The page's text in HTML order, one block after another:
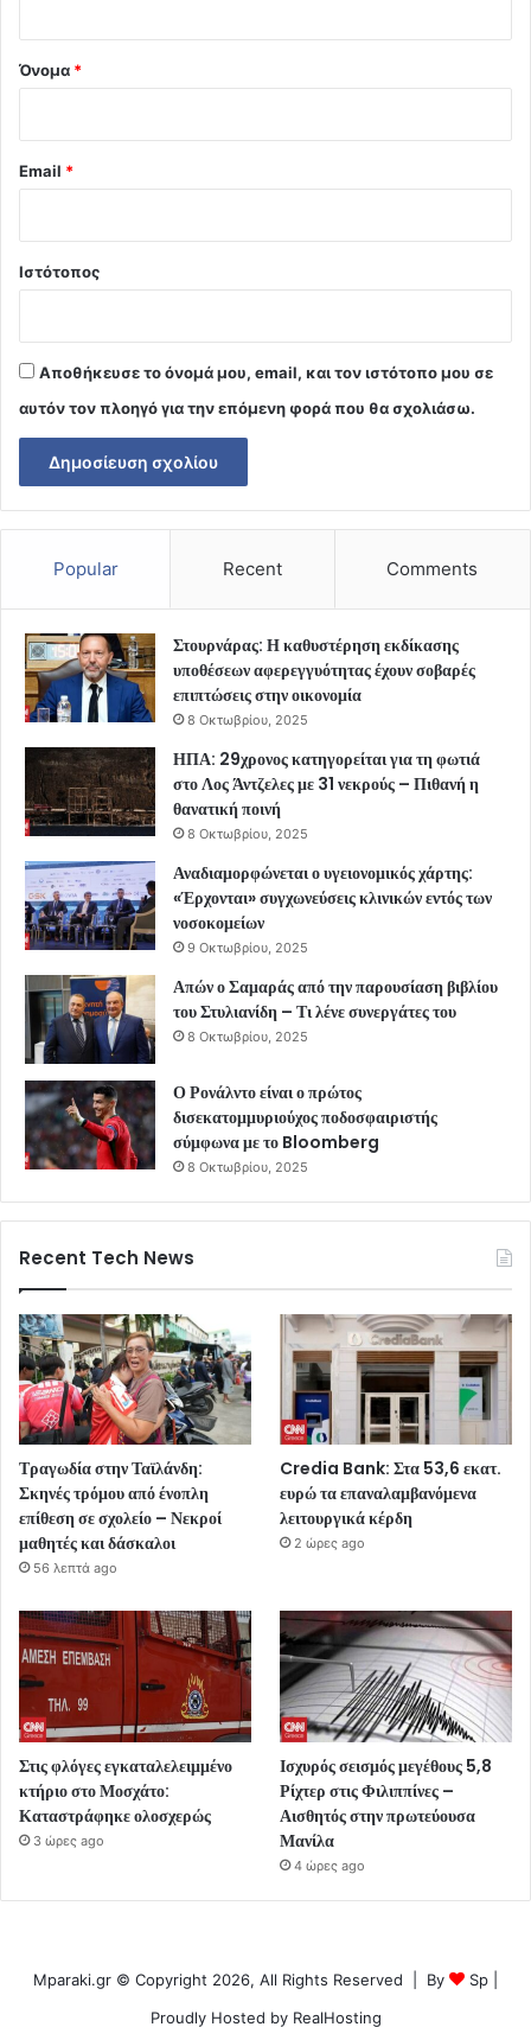
Όνομα *
Email *
Ιστότοπος
Αποθήκευσε το όνομά μου, email, και τον ιστότοπο μου σε
αυτόν τον πλοηγό για την επόμενη φορά που θα σχολιάσω.
Popular Recent Comments
Στουρνάρας: Η καθυστέρηση εκδίκασης
υποθέσεων αφερεγγυότητας έχουν σοβαρές
επιπτώσεις στην οικονομία
8 Οκτωβρίου, 2025
ΗΠΑ: 29χρονος κατηγορείται για τη φωτιά
στο Λος Άντζελες με 31 νεκρούς – Πιθανή η
θανατική ποινή
8 Οκτωβρίου, 2025
Αναδιαμορφώνεται ο υγειονομικός χάρτης:
«Έρχονται» συγχωνεύσεις κλινικών εντός των
νοσοκομείων
9 Οκτωβρίου, 2025
Απών ο Σαμαράς από την παρουσίαση βιβλίου
του Στυλιανίδη – Τι λένε συνεργάτες του
8 Οκτωβρίου, 2025
Ο Ρονάλντο είναι ο πρώτος
δισεκατομμυριούχος ποδοσφαιριστής
σύμφωνα με το Bloomberg
8 Οκτωβρίου, 2025
Recent Tech News
Τραγωδία στην Ταϊλάνδη:
Σκηνές τρόμου από ένοπλη
επίθεση σε σχολείο – Νεκροί
μαθητές και δάσκαλοι
56 λεπτά ago
Credia Bank: Στα 53,6 εκατ.
ευρώ τα επαναλαμβανόμενα
λειτουργικά κέρδη
2 ώρες ago
Στις φλόγες εγκαταλελειμμένο
κτήριο στο Μοσχάτο:
Καταστράφηκε ολοσχερώς
3 ώρες ago
Ισχυρός σεισμός μεγέθους 5,8
Ρίχτερ στις Φιλιππίνες –
Αισθητός στην πρωτεύουσα
Μανίλα
4 ώρες ago
Mparaki.gr © Copyright 2026, All Rights Reserved | By Sp
Proudly Hosted by RealHosting